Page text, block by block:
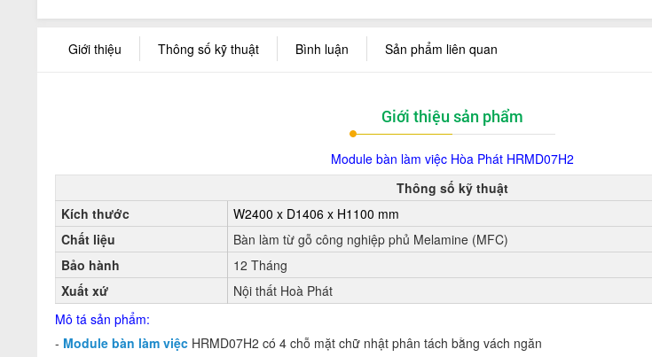
Giới thiệu Thông số kỹ thuật Bình luận Sản phẩm liên quan
Giới thiệu sản phẩm
Module bàn làm việc Hòa Phát HRMD07H2
Thông số kỹ thuật
Kích thước
W2400 x D1406 x H1100 mm
Chất liệu
Bàn làm từ gỗ công nghiệp phủ Melamine (MFC)
Bảo hành
12 Tháng
Xuất xứ
Nội thất Hoà Phát
Mô tá sản phẩm:
- Module bàn làm việc HRMD07H2 có 4 chỗ mặt chữ nhật phân tách bằng vách ngăn